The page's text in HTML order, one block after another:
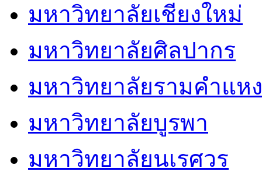
มหาวิทยาลัยเชียงใหม่
มหาวิทยาลัยศิลปากร
มหาวิทยาลัยรามคำแหง
มหาวิทยาลัยบูรพา
มหาวิทยาลัยนเรศวร